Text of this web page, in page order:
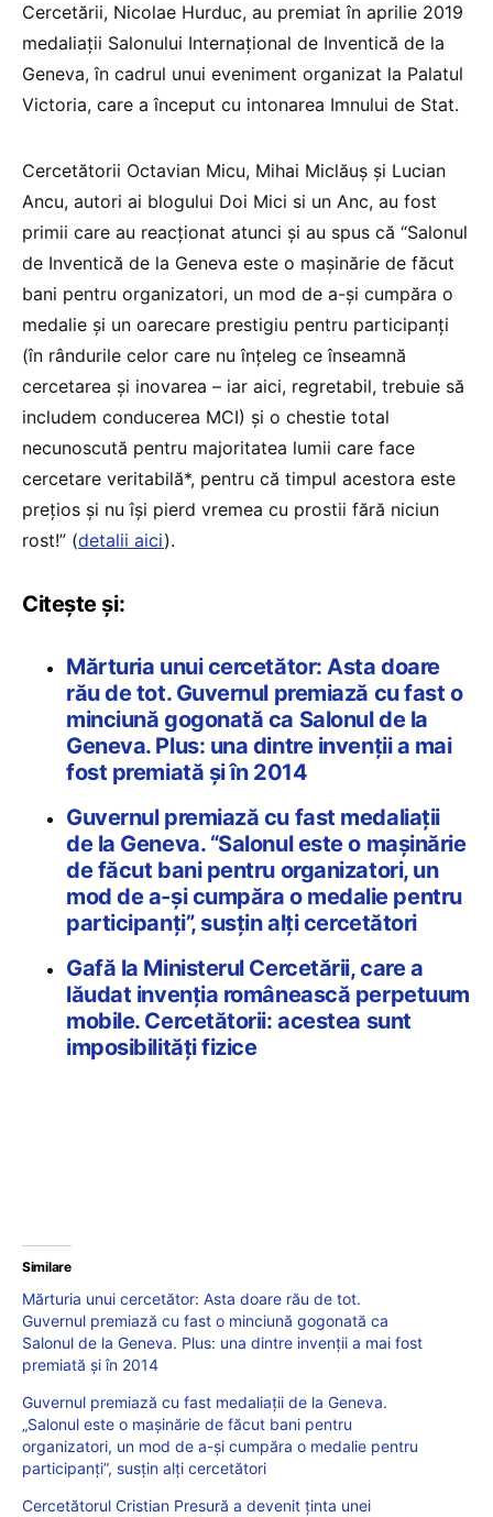
Cercetării, Nicolae Hurduc, au premiat în aprilie 2019
medaliații Salonului Internaţional de Inventică de la
Geneva, în cadrul unui eveniment organizat la Palatul
Victoria, care a început cu intonarea Imnului de Stat.
Cercetătorii Octavian Micu, Mihai Miclăuș şi Lucian
Ancu, autori ai blogului Doi Mici si un Anc, au fost
primii care au reacționat atunci și au spus că “Salonul
de Inventică de la Geneva este o mașinărie de făcut
bani pentru organizatori, un mod de a-și cumpăra o
medalie și un oarecare prestigiu pentru participanți
(în rândurile celor care nu înțeleg ce înseamnă
cercetarea și inovarea – iar aici, regretabil, trebuie să
includem conducerea MCI) și o chestie total
necunoscută pentru majoritatea lumii care face
cercetare veritabilă*, pentru că timpul acestora este
prețios și nu își pierd vremea cu prostii fără niciun
rost!” (detalii aici).
Citește și:
Mărturia unui cercetător: Asta doare
rău de tot. Guvernul premiază cu fast o
minciună gogonată ca Salonul de la
Geneva. Plus: una dintre invenții a mai
fost premiată și în 2014
Guvernul premiază cu fast medaliații
de la Geneva. “Salonul este o maşinărie
de făcut bani pentru organizatori, un
mod de a-și cumpăra o medalie pentru
participanţi”, susţin alţi cercetători
Gafă la Ministerul Cercetării, care a
lăudat invenția românească perpetuum
mobile. Cercetătorii: acestea sunt
imposibilități fizice
Similare
Mărturia unui cercetător: Asta doare rău de tot.
Guvernul premiază cu fast o minciună gogonată ca
Salonul de la Geneva. Plus: una dintre invenții a mai fost
premiată și în 2014
Guvernul premiază cu fast medaliaţii de la Geneva.
„Salonul este o maşinărie de făcut bani pentru
organizatori, un mod de a-și cumpăra o medalie pentru
participanţi”, susţin alţi cercetători
Cercetătorul Cristian Presură a devenit ținta unei